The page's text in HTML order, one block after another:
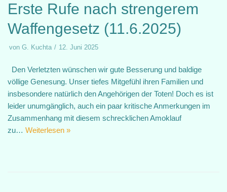
Erste Rufe nach strengerem
Waffengesetz (11.6.2025)
von G. Kuchta 12. Juni 2025
Den Verletzten wünschen wir gute Besserung und baldige
völlige Genesung. Unser tiefes Mitgefühl ihren Familien und
insbesondere natürlich den Angehörigen der Toten! Doch es ist
leider unumgänglich, auch ein paar kritische Anmerkungen im
Zusammenhang mit diesem schrecklichen Amoklauf
zu… Weiterlesen »